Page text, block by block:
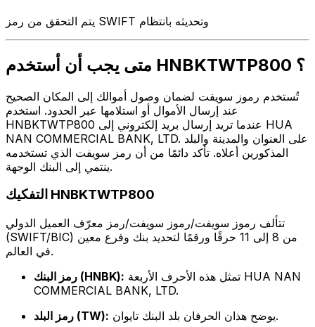
يتم التحقق من رمز SWIFT وتحديثه بانتظام
متى يجب أن أستخدم HNBKTWTP800 ؟
تُستخدم رموز سويفت لضمان وصول أموالك إلى المكان الصحيح
عند إرسال الأموال أو استلامها عبر الحدود. استخدم
HNBKTWTP800 عندما تريد إرسال بريد إلكتروني إلى HUA
NAN COMMERCIAL BANK, LTD. على العنوان والمدينة والبلد
المذكورين أعلاه. تأكد دائمًا من أن رمز سويفت الذي تستخدمه
ينتمي إلى البنك الوجهة.
التفكيك HNBKTWTP800
تتألف رموز سويفت/رموز سويفت/رمز معرّف العميل الدولي
(SWIFT/BIC) من 8 إلى 11 حرفًا ورقمًا لتحديد بنك وفرع معين
في العالم.
رمز البنك (HNBK):
COMMERCIAL BANK, LTD.
رمز البلد (TW):
يوضح هذان الحرفان بلد البنك تايوان.